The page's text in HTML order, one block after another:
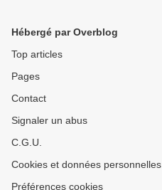
Hébergé par Overblog
Top articles
Pages
Contact
Signaler un abus
C.G.U.
Cookies et données personnelles
Préférences cookies